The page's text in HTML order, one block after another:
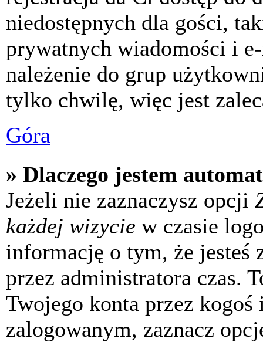
niedostępnych dla gości,
prywatnych wiadomości i
należenie do grup
tylko chwilę, więc jest
Góra
» Dlaczego jestem
Jeżeli nie zaznaczysz opcji
każdej wizycie w czasie
informację o tym, że jesteś
przez administratora czas.
Twojego konta przez kogoś
zalogowanym, zaznacz